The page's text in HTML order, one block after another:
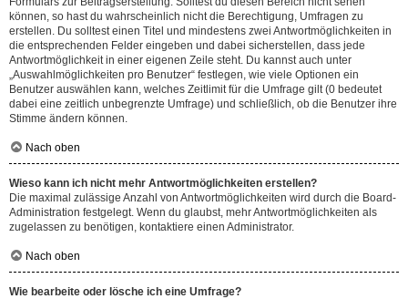
können, so hast du wahrscheinlich nicht die Berechtigung, Umfragen zu
erstellen. Du solltest einen Titel und mindestens zwei Antwortmöglichkeiten in
die entsprechenden Felder eingeben und dabei sicherstellen, dass jede
Antwortmöglichkeit in einer eigenen Zeile steht. Du kannst auch unter
„Auswahlmöglichkeiten pro Benutzer“ festlegen, wie viele Optionen ein
Benutzer auswählen kann, welches Zeitlimit für die Umfrage gilt (0 bedeutet
dabei eine zeitlich unbegrenzte Umfrage) und schließlich, ob die Benutzer ihre
Stimme ändern können.
Nach oben
Wieso kann ich nicht mehr Antwortmöglichkeiten erstellen?
Die maximal zulässige Anzahl von Antwortmöglichkeiten wird durch die Board-
Administration festgelegt. Wenn du glaubst, mehr Antwortmöglichkeiten als
zugelassen zu benötigen, kontaktiere einen Administrator.
Nach oben
Wie bearbeite oder lösche ich eine Umfrage?